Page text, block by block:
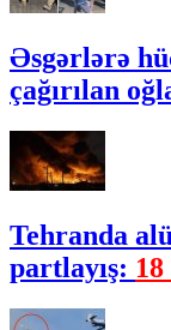
Əsgərlərə
çağırılan
Tehranda
partlayış: